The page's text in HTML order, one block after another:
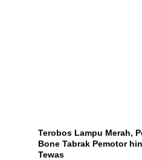
Terobos Lampu Merah,
Bone Tabrak Pemotor
Tewas